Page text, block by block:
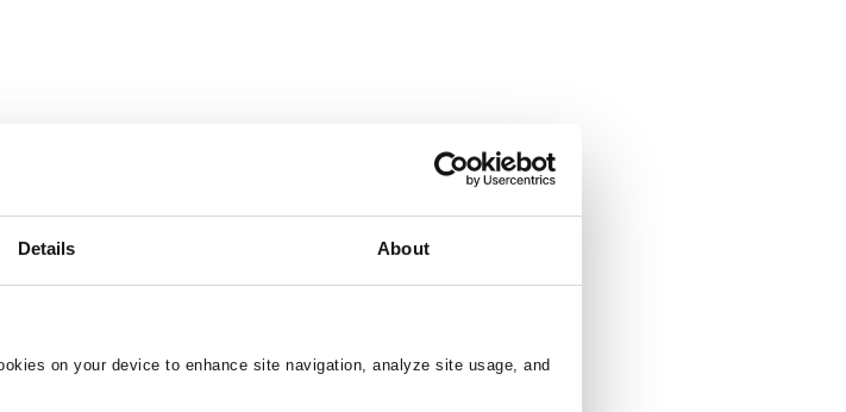
Details About
on your device to enhance site navigation, analyze site usage, and